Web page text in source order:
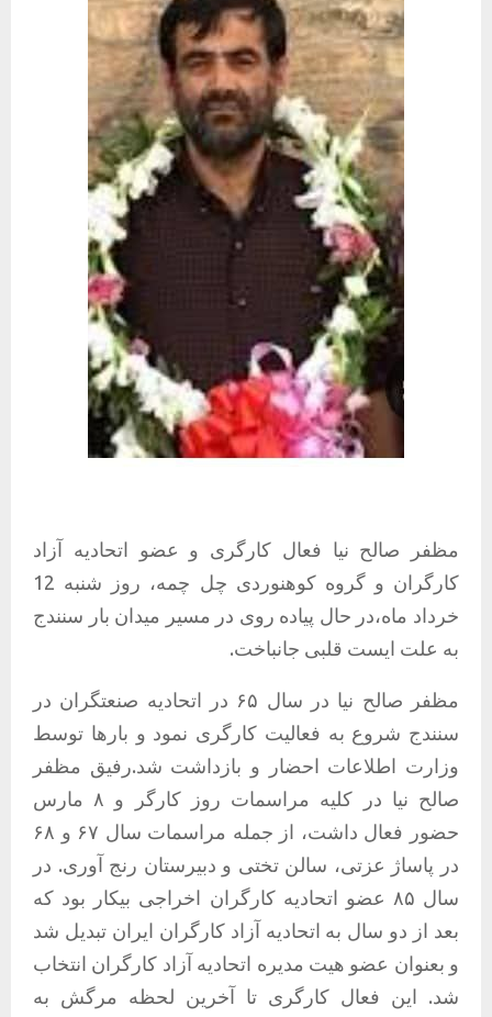
مظفر صالح نیا فعال کارگری و عضو اتحادیه آزاد
کارگران و گروه کوهنوردی چل چمه، روز شنبه 12
خرداد ماه،در حال پیاده روی در مسیر میدان بار سنندج
به علت ایست قلبی جانباخت.
مظفر صالح نیا در سال ۶۵ در اتحادیه صنعتگران در
سنندج شروع به فعالیت کارگری نمود و بارها توسط
وزارت اطلاعات احضار و بازداشت شد.رفیق مظفر
صالح نیا در کلیه مراسمات روز کارگر و ۸ مارس
حضور فعال داشت، از جمله مراسمات سال ۶۷ و ۶۸
در پاساژ عزتی، سالن تختی و دبیرستان رنج آوری. در
سال ۸۵ عضو اتحادیه کارگران اخراجی بیکار بود که
بعد از دو سال به اتحادیه آزاد کارگران ایران تبدیل شد
و بعنوان عضو هیت مدیره اتحادیه آزاد کارگران انتخاب
شد. این فعال کارگری تا آخرین لحظه مرگش به